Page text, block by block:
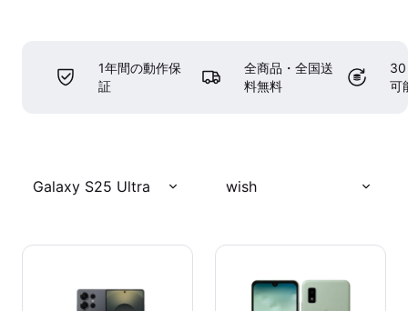
1年間の動作保
証
全商品・全国送
料無料
30
可
Galaxy S25 Ultra wish